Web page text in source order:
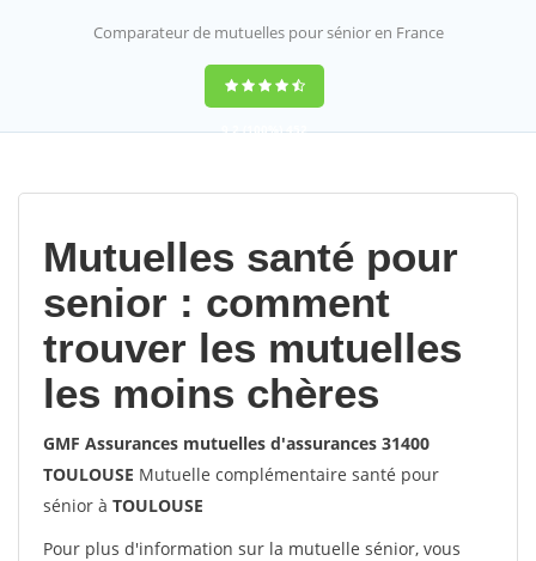
Comparateur de mutuelles pour sénior en France
9,2(100%)452
Mutuelles santé pour
senior : comment
trouver les mutuelles
les moins chères
GMF Assurances mutuelles d'assurances 31400
TOULOUSE Mutuelle complémentaire santé pour
sénior à TOULOUSE
Pour plus d'information sur la mutuelle sénior, vous